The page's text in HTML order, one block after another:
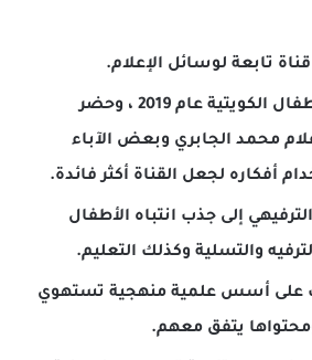
تابعة لوسائل الإعلام.
افتتحت قناة الأطفال الكويتية عام 2019 ، وحضر
محمد الجابري وبعض الآباء
أفكاره لجعل القناة أكثر فائدة.
إلى جذب انتباه الأطفال
والتسلية وكذلك التعليم.
على أسس علمية منهجية تستهوي
يتفق معهم.